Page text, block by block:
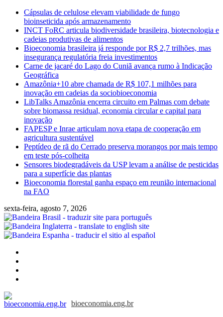
Skip
content
Cápsulas de celulose elevam viabilidade de fungo
bioinseticida após armazenamento
INCT FoRC articula biodiversidade brasileira, biotecnologia e
cadeias produtivas de alimentos
Bioeconomia brasileira já responde por R$ 2,7 trilhões, mas
insegurança regulatória freia investimentos
Carne de jacaré do Lago do Cuniã avança rumo à Indicação
Geográfica
Amazônia+10 abre chamada de R$ 107,1 milhões para
inovação em cadeias da sociobioeconomia
LibTalks Amazônia encerra circuito em Palmas com debate
sobre biomassa residual, economia circular e capital para
inovação
FAPESP e Inrae articulam nova etapa de cooperação em
agricultura sustentável
Peptídeo de rã do Cerrado preserva morangos por mais tempo
em teste pós-colheita
Sensores biodegradáveis da USP levam a análise de pesticidas
para a superfície das plantas
Bioeconomia florestal ganha espaço em reunião internacional
na FAO
sexta-feira, agosto 7, 2026
bioeconomia.eng.br